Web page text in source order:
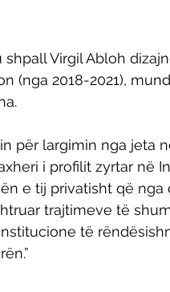
shpall Virgil Abloh
(nga 2018-2021),
për largimin nga jeta
i profilit zyrtar në
e tij privatisht që nga
trajtimeve të
të